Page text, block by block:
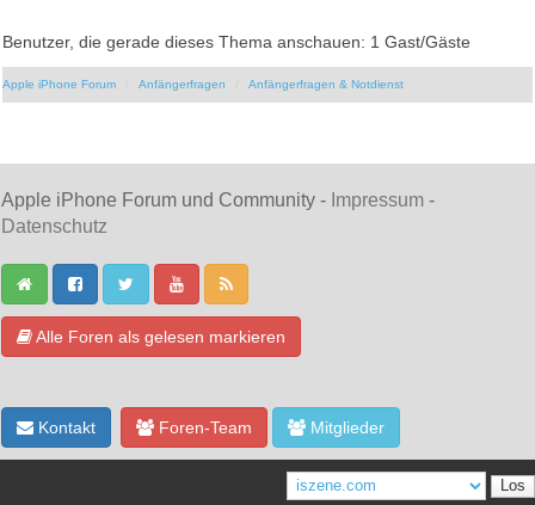
Benutzer, die gerade dieses Thema anschauen: 1 Gast/Gäste
Apple iPhone Forum Anfängerfragen Anfängerfragen & Notdienst
Apple iPhone Forum und Community - Impressum -
Datenschutz
Alle Foren als gelesen markieren
Kontakt Foren-Team Mitglieder